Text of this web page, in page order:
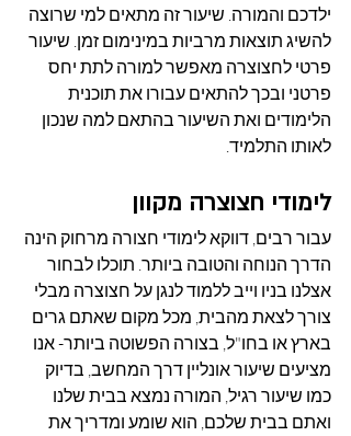
ילדכם והמורה. שיעור זה מתאים למי שרוצה
להשיג תוצאות מרביות במינימום זמן. שיעור
פרטי לחצוצרה מאפשר למורה לתת יחס
פרטני ובכך להתאים עבורו את תוכנית
הלימודים ואת השיעור בהתאם למה שנכון
לאותו התלמיד.
לימודי חצוצרה מקוון
עבור רבים, דווקא לימודי חצורה מרחוק הינה
הדרך הנוחה והטובה ביותר. תוכלו לבחור
אצלנו בניו וייב ללמוד לנגן על חצוצרה מבלי
צורך לצאת מהבית, מכל מקום שאתם גרים
בארץ או בחו"ל, בצורה הפשוטה ביותר- אנו
מציעים שיעור אונליין דרך המחשב, בדיוק
כמו שיעור רגיל, המורה נמצא בבית שלנו
ואתם בבית שלכם, הוא שומע ומדריך את